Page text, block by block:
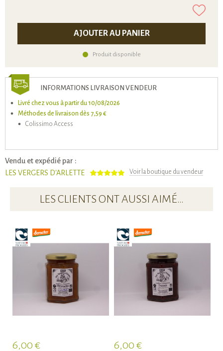
AJOUTER AU PANIER
Produit disponible
INFORMATIONS LIVRAISON VENDEUR
Livré chez vous à partir du 10/08/2026
Méthodes de livraison dès 7,59 €
Colissimo Access
Vendu et expédié par :
LES VERGERS D'ARLETTE
Voir la boutique du vendeur
LES CLIENTS ONT AUSSI AIMÉ…
6,00 € 6,00 €